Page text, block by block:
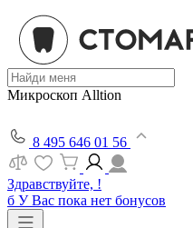
Микроскоп Alltion
8 495 646 01 56
Здравствуйте, !
б У Вас пока нет бонусов